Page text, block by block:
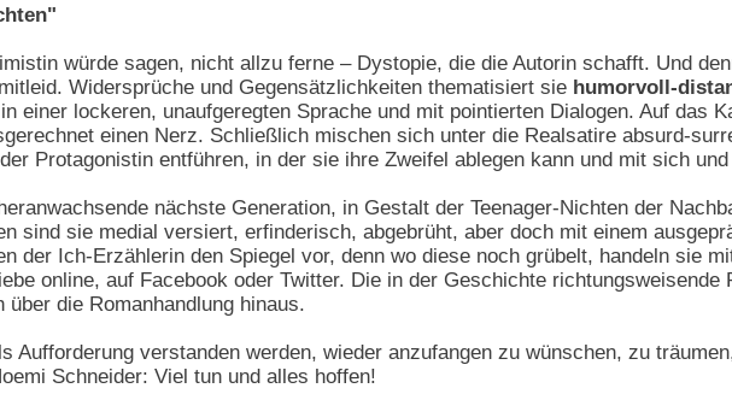
würde sagen, nicht allzu ferne – Dystopie, die die Autorin schafft. Und
Widersprüche und Gegensätzlichkeiten thematisiert sie humorvoll-
einer lockeren, unaufgeregten Sprache und mit pointierten Dialogen. Auf das
einen Nerz. Schließlich mischen sich unter die Realsatire absurd-
Protagonistin entführen, in der sie ihre Zweifel ablegen kann und mit sich
nächste Generation, in Gestalt der Teenager-Nichten der
sind sie medial versiert, erfinderisch, abgebrüht, aber doch mit einem
der Ich-Erzählerin den Spiegel vor, denn wo diese noch grübelt, handeln sie
online, auf Facebook oder Twitter. Die in der Geschichte richtungsweisende
die Romanhandlung hinaus.
Aufforderung verstanden werden, wieder anzufangen zu wünschen, zu
Schneider: Viel tun und alles hoffen!